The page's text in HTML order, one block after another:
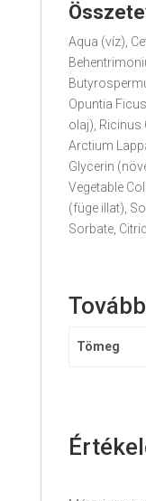
Aqua (víz),
Opuntia
olaj), Ricinus
Arctium
Glycerin
Vegetable
(füge illat),
Sorbate,
Tömeg